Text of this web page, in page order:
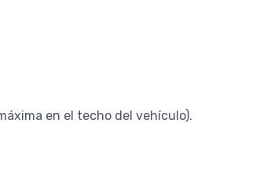
en el techo del vehículo).